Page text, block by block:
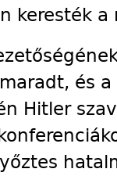
keresték a
és
Hitler